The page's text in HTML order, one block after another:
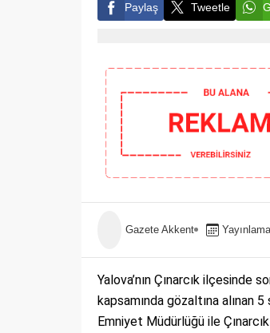
Paylaş Tweetle
Gazete Akkent
Yalova’nın Çınarcık ilçesinde
kapsamında gözaltına alınan
Emniyet Müdürlüğü ile